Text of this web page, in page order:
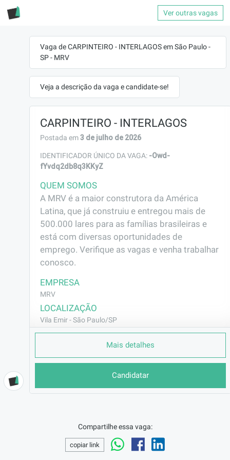
Ver outras vagas
Vaga de CARPINTEIRO - INTERLAGOS em São Paulo -
SP - MRV
Veja a descrição da vaga e candidate-se!
CARPINTEIRO - INTERLAGOS
Postada em3 de julho de 2026
IDENTIFICADOR ÚNICO DA VAGA: -Owd-
fYvdq2db8q3KKyZ
QUEM SOMOS
A MRV é a maior construtora da América
Latina, que já construiu e entregou mais de
500.000 lares para as famílias brasileiras e
está com diversas oportunidades de
emprego. Verifique as vagas e venha trabalhar
conosco.
EMPRESA
MRV
LOCALIZAÇÃO
Vila Emir - São Paulo/SP
REMUNERAÇÃO
VAGA AFIRMATIVA
Contabilidade/Financeiro
BENEFÍCIOS
Candidatar
Mais detalhes
Compartilhe essa vaga:
copiar link